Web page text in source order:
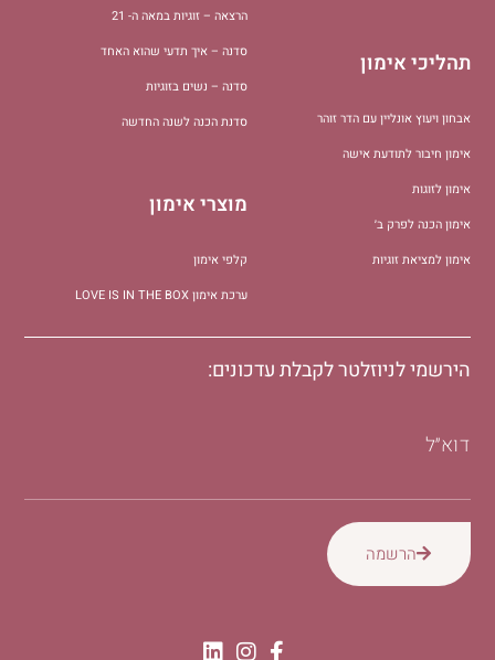
תהליכי אימון
אבחון ויעוץ אונליין עם הדר זוהר
אימון חיבור לתודעת אישה
אימון לזוגות
אימון הכנה לפרק ב׳
אימון למציאת זוגיות
הרצאה – זוגיות במאה ה- 21
סדנה – איך תדעי שהוא האחד
סדנה – נשים בזוגיות
סדנת הכנה לשנה החדשה
מוצרי אימון
קלפי אימון
ערכת אימון LOVE IS IN THE BOX
הירשמי לניוזלטר לקבלת עדכונים:
דוא״ל
הרשמה